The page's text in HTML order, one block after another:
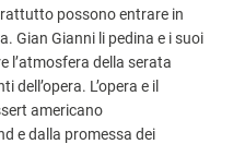
possono entrare in
Gian Gianni li pedina e i suoi
l’atmosfera della serata
L’opera e il
americano
e dalla promessa dei